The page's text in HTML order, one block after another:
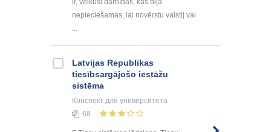
nepieciešamas, lai novērstu valstij vai
Latvijas Republikas
tiesībsargājošo iestāžu
sistēma
Конспект для университета
68